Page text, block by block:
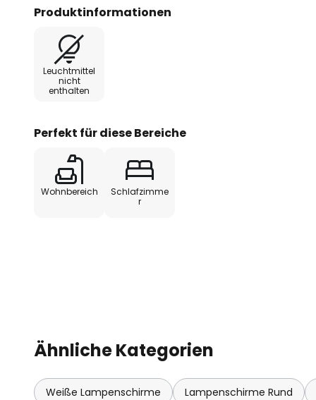
Wichtig: Im Lieferumfang ist
enthalten. Die farbigen HAY-
ausgewählt und individuell
Produktinformationen
Leuchtmittel
nicht
enthalten
Perfekt für diese Bereiche
Wohnbereich
Schlafzimme
r
Ähnliche Kategorien
Weiße Lampenschirme Lampenschirme Rund